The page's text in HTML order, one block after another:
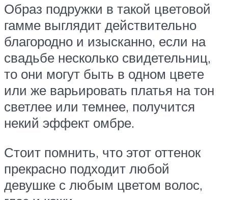
Образ подружки в такой цветовой
гамме выглядит действительно
благородно и изысканно, если на
свадьбе несколько свидетельниц,
то они могут быть в одном цвете
или же варьировать платья на тон
светлее или темнее, получится
некий эффект омбре.
Стоит помнить, что этот оттенок
прекрасно подходит любой
девушке с любым цветом волос,